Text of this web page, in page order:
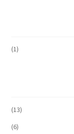
(1)
(13)
(6)